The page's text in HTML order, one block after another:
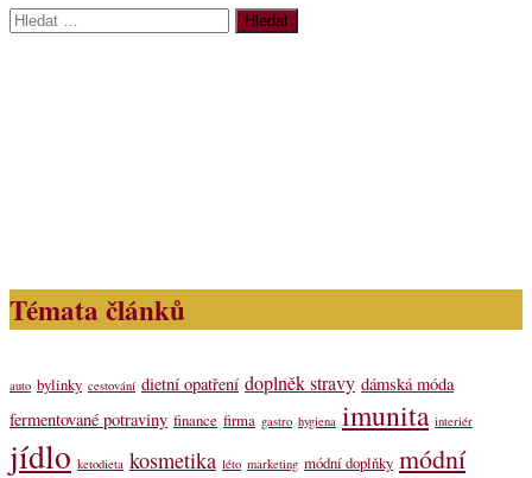
Vyhledávání
Témata článků
auto bylinky cestování dietní opatření doplněk stravy dámská móda
fermentované potraviny finance firma gastro hygiena imunita interiér
jídlo ketodieta kosmetika léto marketing módní doplňky módní